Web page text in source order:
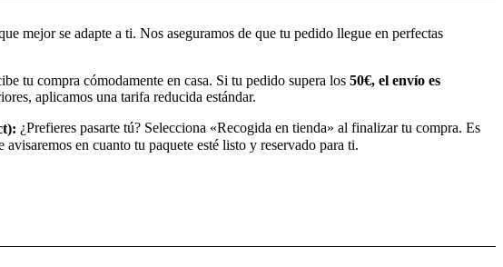
mejor se adapte a ti. Nos aseguramos de que tu pedido llegue en perfectas
tu compra cómodamente en casa. Si tu pedido supera los50€, el envío es
aplicamos una tarifa reducida estándar.
¿Prefieres pasarte tú? Selecciona «Recogida en tienda» al finalizar tu compra. Es
en cuanto tu paquete esté listo y reservado para ti.